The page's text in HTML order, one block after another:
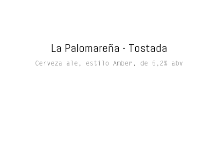
La Palomareña - Tostada
Cerveza ale, estilo Amber, de 5,2% abv